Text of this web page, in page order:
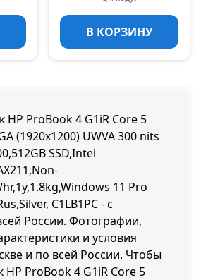
В КОРЗИНУ
HP ProBook 4 G1iR Core 5
(1920x1200) UWVA 300 nits
SSD,Intel
11 Pro
C1LB1PC - с
России. Фотографии,
и условия
и по всей России. Чтобы
HP ProBook 4 G1iR Core 5